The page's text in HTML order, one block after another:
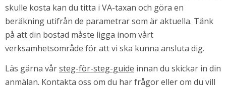
skulle kosta kan du titta i VA-taxan och göra en
beräkning utifrån de parametrar som är aktuella. Tänk
på att din bostad måste ligga inom vårt
verksamhetsområde för att vi ska kunna ansluta dig.
Läs gärna vår steg-för-steg-guide innan du skickar in din
anmälan. Kontakta oss om du har frågor eller om du vill